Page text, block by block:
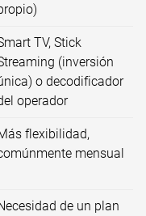
TV, Stick
(inversión
o decodificador
operador
flexibilidad,
mensual
de un plan